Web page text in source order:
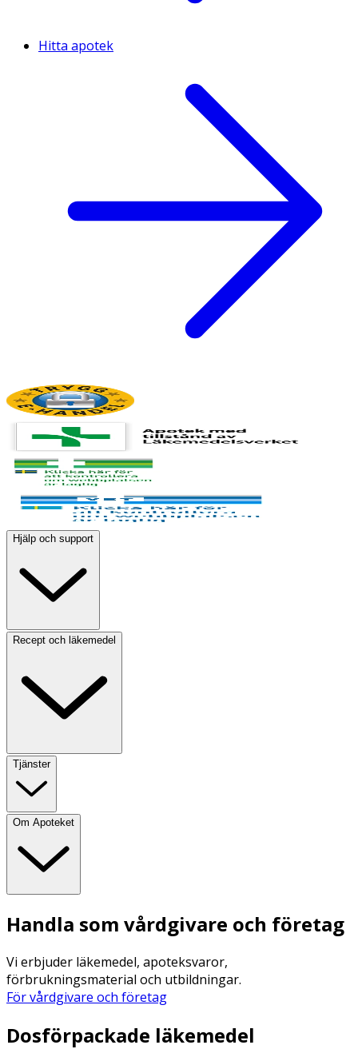
Hitta apotek
Hjälp och support
Recept och läkemedel
Tjänster
Om Apoteket
Handla som vårdgivare och företag
Vi erbjuder läkemedel, apoteksvaror,
förbrukningsmaterial och utbildningar.
För vårdgivare och företag
Dosförpackade läkemedel